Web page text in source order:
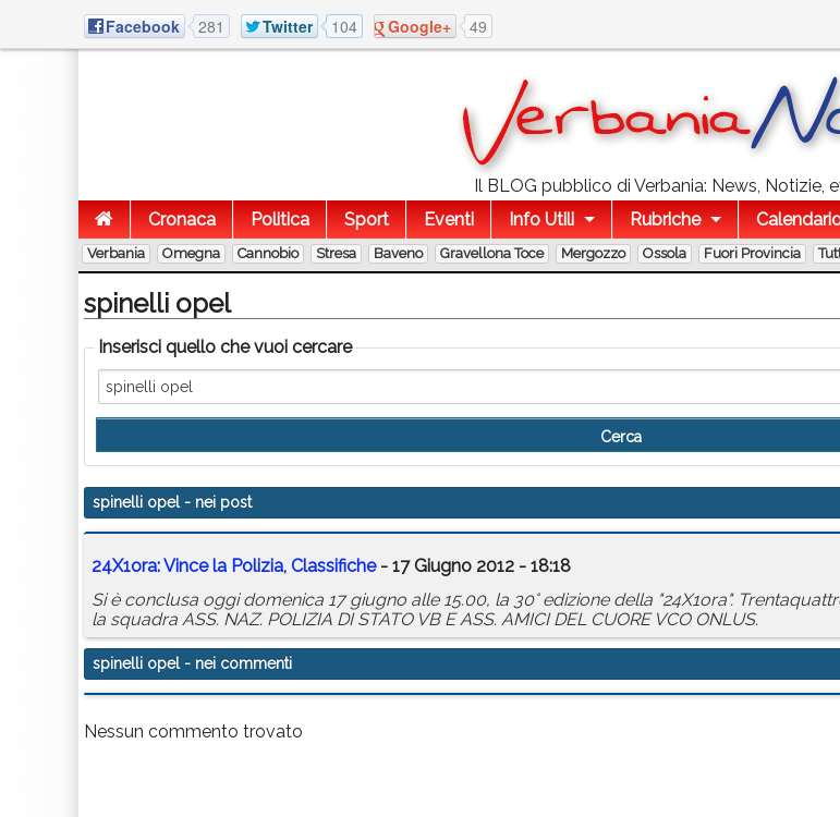
Facebook 281 Twitter 104 Google+ 49
Il BLOG pubblico di Verbania: News, Notizie,
Cronaca
Politica Sport Eventi Info Utili Rubriche
Verbania Omegna Cannobio Stresa Baveno Gravellona Toce Mergozzo Ossola Fuori Provincia
spinelli opel
Inserisci quello che vuoi cercare
spinelli opel- nei post
24X1ora: Vince la Polizia, Classifiche- 17 Giugno 2012 - 18:18
Si è conclusa oggi domenica 17 giugno alle 15.00, la 30° edizione della "24X1ora".
la squadra ASS. NAZ. POLIZIA DI STATO VB E ASS. AMICI DEL CUORE VCO ONLUS.
spinelli opel- nei commenti
Nessun commento trovato